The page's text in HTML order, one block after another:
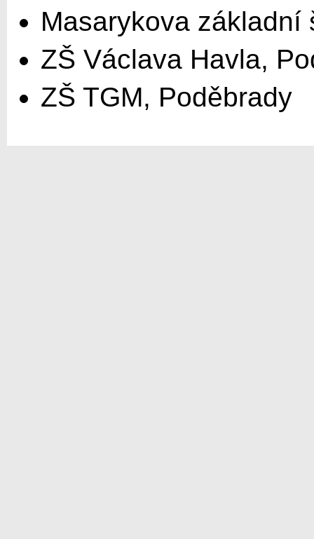
Masarykova základní
ZŠ Václava Havla,
ZŠ TGM, Poděbrady